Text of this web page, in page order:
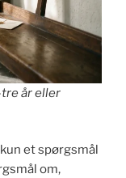
år eller
et spørgsmål
om,